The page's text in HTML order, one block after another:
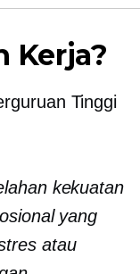
Kerja?
Tinggi
kekuatan
yang
atau